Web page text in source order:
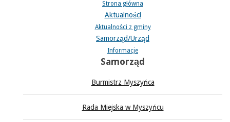
Strona główna
Aktualności
Aktualności z gminy
Samorząd/Urząd
Informacje
Samorząd
Burmistrz Myszyńca
Rada Miejska w Myszyńcu